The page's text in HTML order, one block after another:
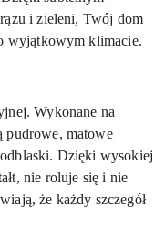
i zieleni, Twój dom
wyjątkowym klimacie.
Wykonane na
pudrowe, matowe
Dzięki wysokiej
nie roluje się i nie
że każdy szczegół